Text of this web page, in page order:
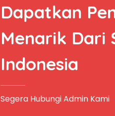
Dapatkan
Menarik Dari
Indonesia
Segera Hubungi Admin Kami